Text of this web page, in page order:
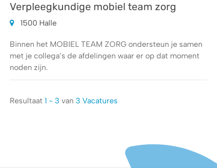
Verpleegkundige mobiel team zorg
1500 Halle
Binnen het MOBIEL TEAM ZORG ondersteun je samen
met je collega’s de afdelingen waar er op dat moment
noden zijn.
Resultaat 1 - 3 van 3 Vacatures